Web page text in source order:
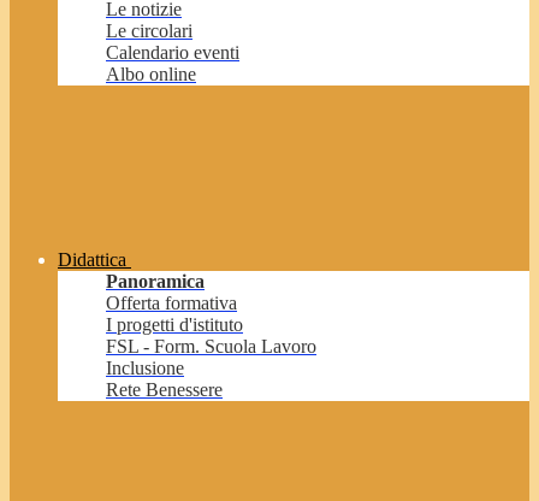
Le notizie
Le circolari
Calendario eventi
Albo online
Didattica
Panoramica
Offerta formativa
I progetti d'istituto
FSL - Form. Scuola Lavoro
Inclusione
Rete Benessere